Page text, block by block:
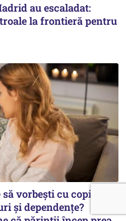
au escaladat:
la frontieră pentru
vorbești cu copilul
și dependențe?